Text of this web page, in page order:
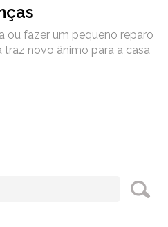
ou fazer um pequeno reparo
novo ânimo para a casa